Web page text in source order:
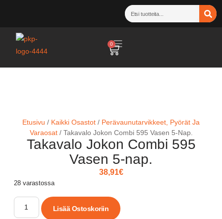
0
Etusivu / Kaikki Osastot / Perävaunutarvikkeet, Pyörät Ja
Varaosat/ Takavalo Jokon Combi 595 Vasen 5-Nap.
Takavalo Jokon Combi 595
Vasen 5-nap.
38,91€
28 varastossa
Lisää Ostoskoriin